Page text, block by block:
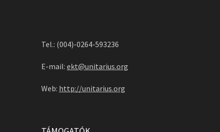
Tel.: (004)-0264-593236
E-mail: ekt@unitarius.org
Web: http://unitarius.org